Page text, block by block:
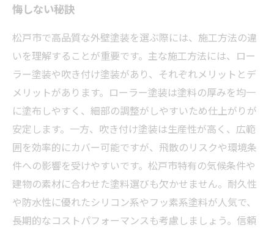
悔しない秘訣
松戸市で高品質な外壁塗装を選ぶ際には、施工方法の違
いを理解することが重要です。主な施工方法には、ロー
ラー塗装や吹き付け塗装があり、それぞれメリットとデ
メリットがあります。ローラー塗装は塗料の厚みを均一
に塗布しやすく、細部の調整がしやすいため仕上がりが
安定します。一方、吹き付け塗装は生産性が高く、広範
囲を効率的にカバー可能ですが、飛散のリスクや環境条
件への影響を受けやすいです。松戸市特有の気候条件や
建物の素材に合わせた塗料選びも欠かせません。耐久性
や防水性に優れたシリコン系やフッ素系塗料が人気で、
長期的なコストパフォーマンスも考慮しましょう。信頼